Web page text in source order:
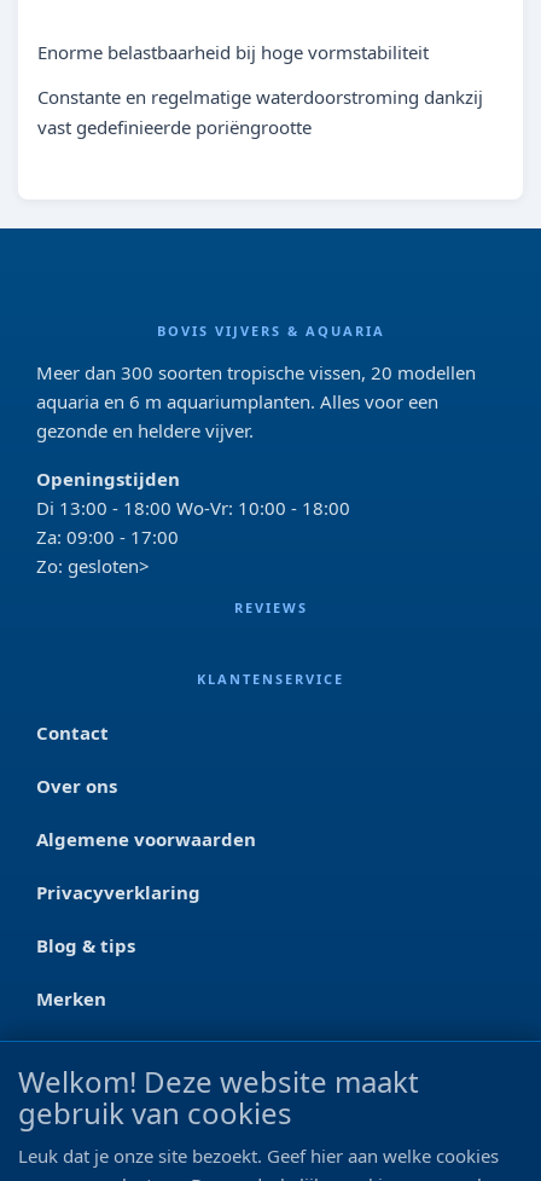
Enorme belastbaarheid bij hoge vormstabiliteit
Constante en regelmatige waterdoorstroming dankzij
vast gedefinieerde poriëngrootte
BOVIS VIJVERS & AQUARIA
Meer dan 300 soorten tropische vissen, 20 modellen
aquaria en 6 m aquariumplanten. Alles voor een
gezonde en heldere vijver.
Openingstijden
Di 13:00 - 18:00 Wo-Vr: 10:00 - 18:00
Za: 09:00 - 17:00
Zo: gesloten>
REVIEWS
KLANTENSERVICE
Contact
Over ons
Algemene voorwaarden
Privacyverklaring
Blog & tips
Merken
CONTACT
Ootmarsumseweg 125a
Welkom! Deze website maakt
gebruik van cookies
Leuk dat je onze site bezoekt. Geef hier aan welke cookies